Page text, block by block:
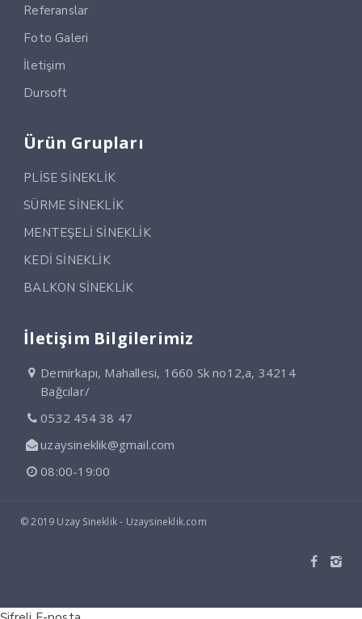
Referanslar
Foto Galeri
İletişim
Dursoft
Ürün Grupları
PLİSE SİNEKLİK
SÜRME SİNEKLİK
MENTEŞELİ SİNEKLİK
KEDİ SİNEKLİK
BALKON SİNEKLİK
İletişim Bilgilerimiz
Demirkapı, Mahallesi, 1660 Sk no12,a, 34214
Bağcılar/
0532 454 38 47
uzaysineklik@gmail.com
08:00-19:00
© 2019 Uzay Sineklik - Uzaysineklik.com